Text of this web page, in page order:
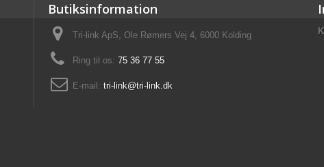
Butiksinformation
Tri-link ApS, Ole Rømers Vej 4, 6000 Kolding
Ring til os: 75 36 77 55
E-mail: tri-link@tri-link.dk